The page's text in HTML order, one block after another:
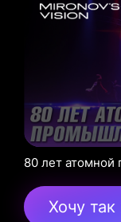
80 лет
Хочу